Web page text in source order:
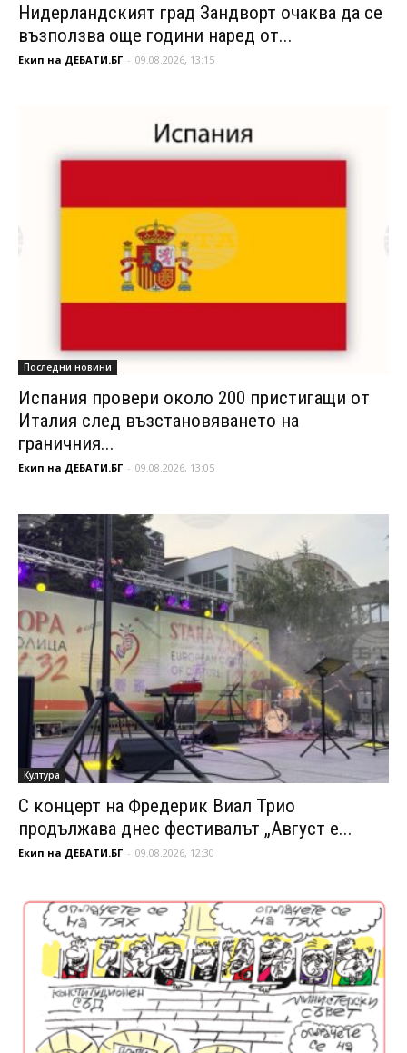
Нидерландският град Зандворт очаква да се
възползва още години наред от...
Екип на ДЕБАТИ.БГ - 09.08.2026, 13:15
Последни новини
Испания провери около 200 пристигащи от
Италия след възстановяването на
граничния...
Екип на ДЕБАТИ.БГ - 09.08.2026, 13:05
Култура
С концерт на Фредерик Виал Трио
продължава днес фестивалът „Август е...
Екип на ДЕБАТИ.БГ - 09.08.2026, 12:30